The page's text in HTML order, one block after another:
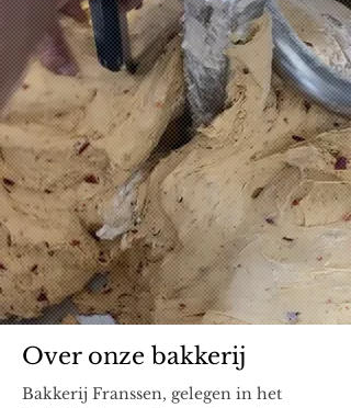
Over onze bakkerij
Bakkerij Franssen, gelegen in het